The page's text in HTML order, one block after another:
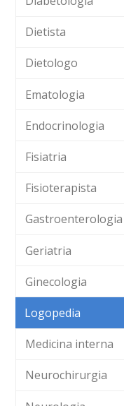
Dietista
Dietologo
Ematologia
Endocrinologia
Fisiatria
Fisioterapista
Gastroenterologia
Geriatria
Ginecologia
Logopedia
Medicina interna
Neurochirurgia